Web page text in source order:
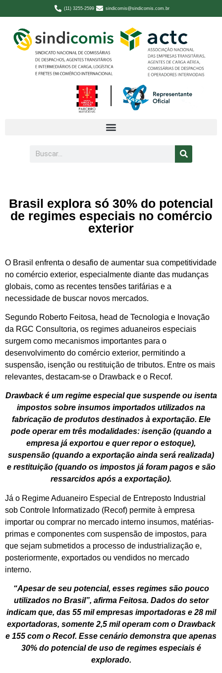
(11) 3255-2599 sindicomis@sindicomis.com.br
Brasil explora só 30% do potencial
de regimes especiais no comércio
exterior
O Brasil enfrenta o desafio de aumentar sua competitividade
no comércio exterior, especialmente diante das mudanças
globais, como as recentes tensões tarifárias e a
necessidade de buscar novos mercados.
Segundo Roberto Feitosa, head de Tecnologia e Inovação
da RGC Consultoria, os regimes aduaneiros especiais
surgem como mecanismos importantes para o
desenvolvimento do comércio exterior, permitindo a
suspensão, isenção ou restituição de tributos. Entre os mais
relevantes, destacam-se o Drawback e o Recof.
Drawback é um regime especial que suspende ou isenta
impostos sobre insumos importados utilizados na
fabricação de produtos destinados à exportação. Ele
pode operar em três modalidades: isenção (quando a
empresa já exportou e quer repor o estoque),
suspensão (quando a exportação ainda será realizada)
e restituição (quando os impostos já foram pagos e são
ressarcidos após a exportação).
Já o Regime Aduaneiro Especial de Entreposto Industrial
sob Controle Informatizado (Recof) permite à empresa
importar ou comprar no mercado interno insumos, matérias-
primas e componentes com suspensão de impostos, para
que sejam submetidos a processo de industrialização e,
posteriormente, exportados ou vendidos no mercado
interno.
“Apesar de seu potencial, esses regimes são pouco
utilizados no Brasil”, afirma Feitosa. Dados do setor
indicam que, das 55 mil empresas importadoras e 28 mil
exportadoras, somente 2,5 mil operam com o Drawback
e 155 com o Recof. Esse cenário demonstra que apenas
30% do potencial de uso de regimes especiais é
explorado.